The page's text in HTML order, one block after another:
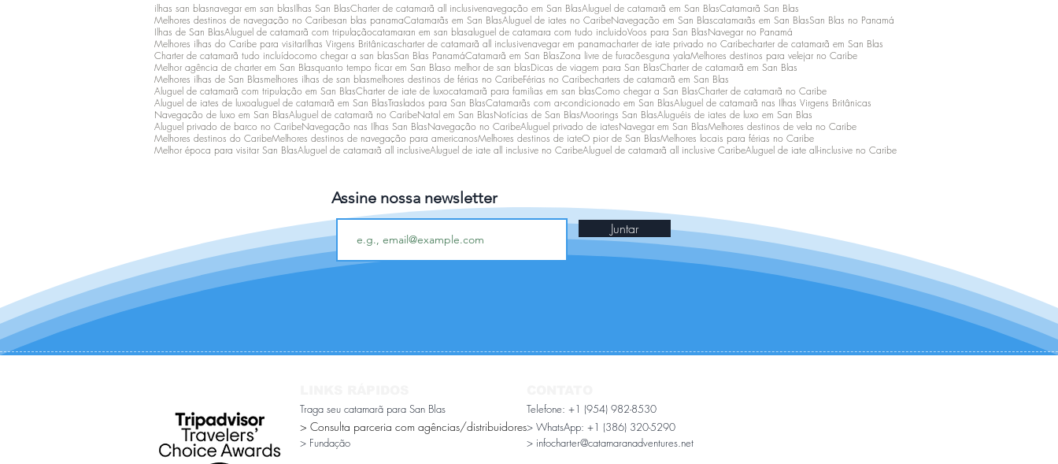
ilhas san blasnavegar em san blasIlhas San BlasCharter de catamarã all inclusivenavegação em San BlasAluguel de catamarã em San BlasCatamarã San Blas
Melhores destinos de navegação no Caribesan blas panamaCatamarãs em San BlasAluguel de iates no CaribeNavegação em San Blascatamarãs em San BlasSan Blas no Panamá
Ilhas de San BlasAluguel de catamarã com tripulaçãocatamaran em san blasaluguel de catamara com tudo incluidoVoos para San BlasNavegar no Panamá
Melhores ilhas do Caribe para visitarIlhas Virgens Britânicascharter de catamarã all inclusivenavegar em panamacharter de iate privado no Caribecharter de catamarã em San Blas
Charter de catamarã tudo incluídocomo chegar a san blasSan Blas PanamáCatamarã em San BlasZona livre de furacõesguna yalaMelhores destinos para velejar no Caribe
Melhor agência de charter em San Blasquanto tempo ficar em San Blaso melhor de san blasDicas de viagem para San BlasCharter de catamarã em San Blas
Melhores ilhas de San Blasmelhores ilhas de san blasmelhores destinos de férias no CaribeFérias no Caribecharters de catamarã em San Blas
Aluguel de catamarã com tripulação em San BlasCharter de iate de luxocatamarã para familias em san blasComo chegar a San BlasCharter de catamarã no Caribe
Aluguel de iates de luxoaluguel de catamarã em San BlasTraslados para San BlasCatamarãs com ar-condicionado em San BlasAluguel de catamarã nas Ilhas Virgens Britânicas
Navegação de luxo em San BlasAluguel de catamarã no CaribeNatal em San BlasNotícias de San BlasMoorings San BlasAluguéis de iates de luxo em San Blas
Aluguel privado de barco no CaribeNavegação nas Ilhas San BlasNavegação no CaribeAluguel privado de iatesNavegar em San BlasMelhores destinos de vela no Caribe
Melhores destinos do CaribeMelhores destinos de navegação para americanosMelhores destinos de iateO pior de San BlasMelhores locais para férias no Caribe
Melhor época para visitar San BlasAluguel de catamarã all inclusiveAluguel de iate all inclusive no CaribeAluguel de catamarã all inclusive CaribeAluguel de iate all-inclusive no Caribe
Assine nossa newsletter
Juntar
Traga seu catamarã para San Blas
> Consulta parceria com agências/distribuidores
> Fundação
Telefone: +1 (954) 982-8530
> WhatsApp: +1 (386) 320-5290
> infocharter@catamaranadventures.net